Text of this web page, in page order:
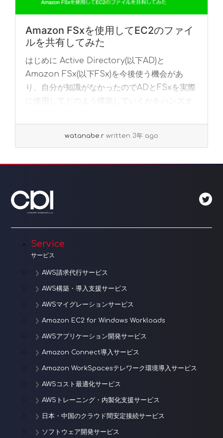
Amazon FSxを使用してEC2のファイ
ルを共有してみた
はじめに Active Directory(以下AD)と
Amazon FSx(以下FSx)を今後使う機会があ
り、自分が知識がなかったのでADとFSxを実際
に使用してどのよう構築していくかをハンズオ
watanabe.r written 3年 ago
Service
サービス
AWS請求代行サービス
AWS構築・導入支援サービス
AWSマイグレーションサービス
Amazon EC2 for Windows Workloads
AWSアプリケーション開発サービス
Amazon Connect導入サービス
Amazon WorkSpacesテレワーク環境導入サービス
AWSコスト最適化サービス
AWSトレーニング・内製化支援サービス
日本・中国のクラウド間安定接続サービス
ソフトウェア開発サービス